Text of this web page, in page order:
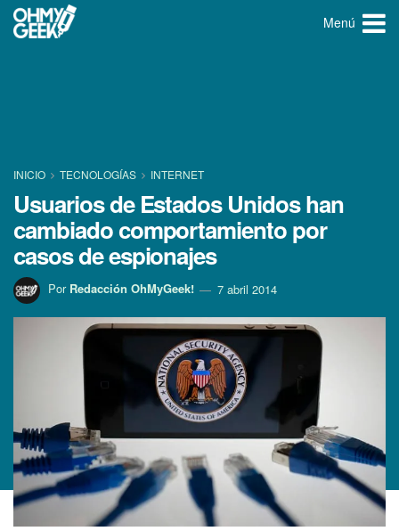
Menú
INICIO TECNOLOGÍ­AS INTERNET
Usuarios de Estados Unidos han
cambiado comportamiento por
casos de espionajes
Por Redacción OhMyGeek! 7 abril 2014